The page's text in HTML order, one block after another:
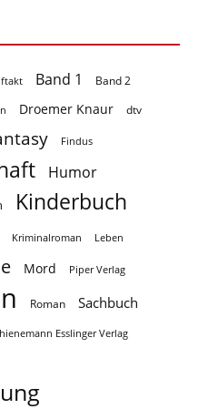
Band 1 Band 2
Droemer Knaur dtv
Findus
Humor
Kinderbuch
Kriminalroman Leben
Mord Piper Verlag
Roman Sachbuch
Esslinger Verlag